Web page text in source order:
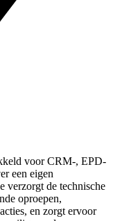
voor CRM-, EPD-
een eigen
verzorgt de technische
oproepen,
en zorgt ervoor